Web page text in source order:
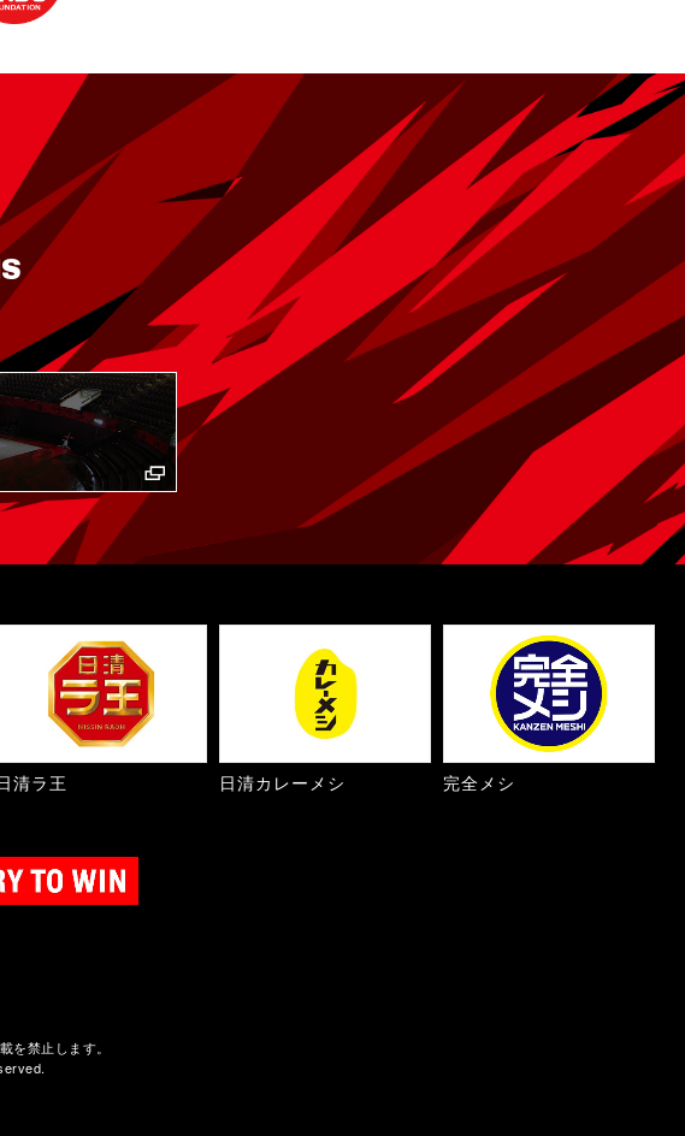
清ラ王 日清カレーメシ 完全メシ
を禁止します。